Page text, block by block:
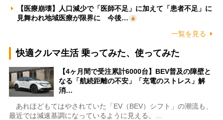
【医療崩壊】人口減少で「医師不足」に加えて「患者不足」に
見舞われ地域医療が限界に 今後…
一覧を見る
快適クルマ生活 乗ってみた、使ってみた
【4ヶ月間で受注累計6000台】BEV普及の障壁と
なる「航続距離の不安」「充電のストレス」解
消…
あれほどもてはやされていた「EV（BEV）シフト」の潮流も、
最近では減速基調になっているように見える。…